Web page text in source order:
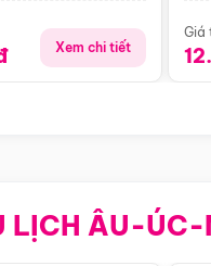
Xem chi tiết
Giá
LỊCH ÂU-
Điểm nổi bật